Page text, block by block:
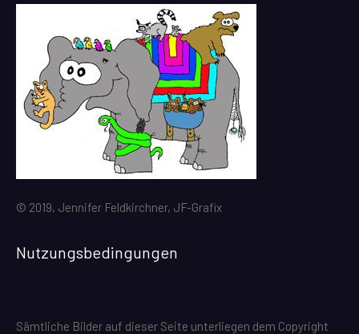
© 2019, Jennifer Feldkirchner, JF-Grafix
Nutzungsbedingungen
Sämtliche Bilder auf dieser Seite unterliegen dem Copyright